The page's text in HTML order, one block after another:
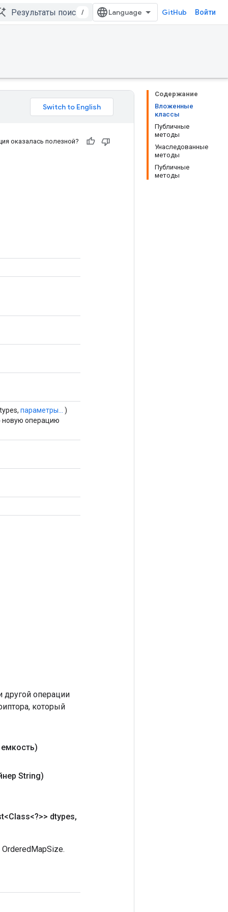
/ GitHub Войти
Содержание
Вложенные
классы
Публичные
методы
Унаследованные
методы
Публичные
методы
оказалась полезной?
параметры...
)
новую операцию
операции
который
String)
dtypes,